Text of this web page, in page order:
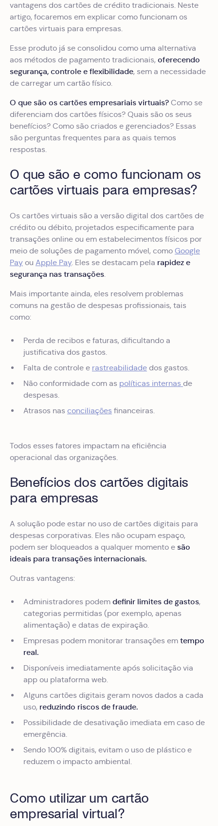
vantagens dos cartões de crédito tradicionais. Neste
artigo, focaremos em explicar como funcionam os
cartões virtuais para empresas.
Esse produto já se consolidou como uma alternativa
aos métodos de pagamento tradicionais, oferecendo
segurança, controle e flexibilidade, sem a necessidade
de carregar um cartão físico.
O que são os cartões empresariais virtuais? Como se
diferenciam dos cartões físicos? Quais são os seus
benefícios? Como são criados e gerenciados? Essas
são perguntas frequentes para as quais temos
respostas.
O que são e como funcionam os
cartões virtuais para empresas?
Os cartões virtuais são a versão digital dos cartões de
crédito ou débito, projetados especificamente para
transações online ou em estabelecimentos físicos por
meio de soluções de pagamento móvel, como Google
Pay ou Apple Pay. Eles se destacam pela rapidez e
segurança nas transações.
Mais importante ainda, eles resolvem problemas
comuns na gestão de despesas profissionais, tais
como:
Perda de recibos e faturas, dificultando a
justificativa dos gastos.
Falta de controle e rastreabilidade dos gastos.
Não conformidade com as políticas internas de
despesas.
Atrasos nas conciliações financeiras.
Todos esses fatores impactam na eficiência
operacional das organizações.
Benefícios dos cartões digitais
para empresas
A solução pode estar no uso de cartões digitais para
despesas corporativas. Eles não ocupam espaço,
podem ser bloqueados a qualquer momento e são
ideais para transações internacionais.
Outras vantagens:
Administradores podem definir limites de gastos,
categorias permitidas (por exemplo, apenas
alimentação) e datas de expiração.
Empresas podem monitorar transações em tempo
real.
Disponíveis imediatamente após solicitação via
app ou plataforma web.
Alguns cartões digitais geram novos dados a cada
uso, reduzindo riscos de fraude.
Possibilidade de desativação imediata em caso de
emergência.
Sendo 100% digitais, evitam o uso de plástico e
reduzem o impacto ambiental.
Como utilizar um cartão
empresarial virtual?